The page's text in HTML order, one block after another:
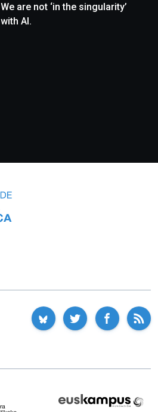
We are not ‘in the singularity’
with AI.
Fundazioa